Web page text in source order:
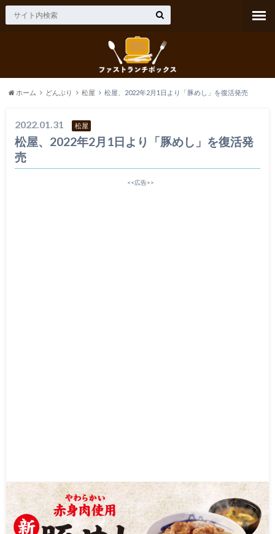
ホーム どんぶり 松屋 松屋、2022年2月1日より「豚めし」を復活発売
2022.01.31 松屋
松屋、2022年2月1日より「豚めし」を復活発
売
<<広告>>